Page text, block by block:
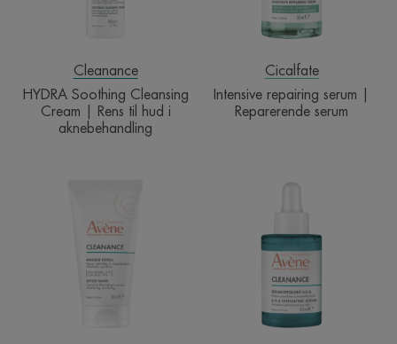
til
hud
aknebehandling
Cleanance
HYDRA Soothing Cleansing
Cream | Rens til hud i
aknebehandling
Cicalfate
Intensive repairing serum |
Reparerende serum
Ansiktsmaske
mot
fet
og
|
Serum
til
fet
og